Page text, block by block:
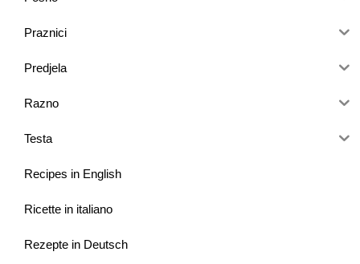
Praznici
Predjela
Razno
Testa
Recipes in English
Ricette in italiano
Rezepte in Deutsch